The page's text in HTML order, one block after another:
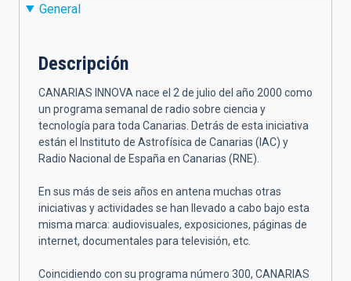
General
Descripción
CANARIAS INNOVA nace el 2 de julio del año 2000 como
un programa semanal de radio sobre ciencia y
tecnología para toda Canarias. Detrás de esta iniciativa
están el Instituto de Astrofísica de Canarias (IAC) y
Radio Nacional de España en Canarias (RNE).
En sus más de seis años en antena muchas otras
iniciativas y actividades se han llevado a cabo bajo esta
misma marca: audiovisuales, exposiciones, páginas de
internet, documentales para televisión, etc.
Coincidiendo con su programa número 300, CANARIAS